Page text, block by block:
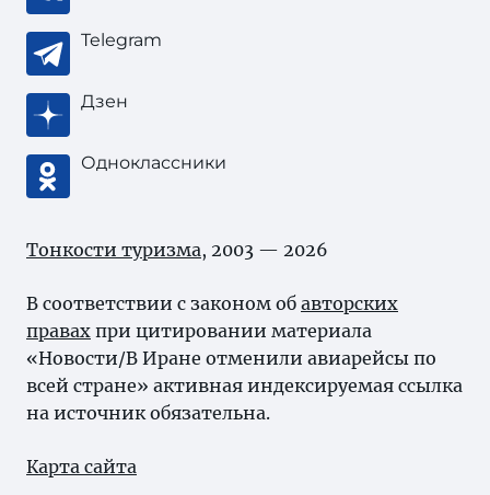
Telegram
Дзен
Одноклассники
Тонкости туризма, 2003 — 2026
В соответствии с законом об авторских
правах при цитировании материала
«Новости/В Иране отменили авиарейсы по
всей стране» активная индексируемая ссылка
на источник обязательна.
Карта сайта